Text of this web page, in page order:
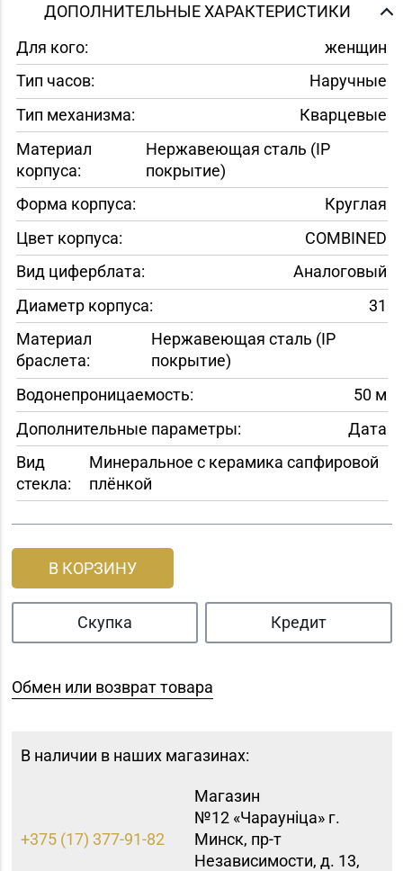
ДОПОЛНИТЕЛЬНЫЕ ХАРАКТЕРИСТИКИ
Для кого:
женщин
Тип часов:
Наручные
Тип механизма:
Кварцевые
Материал
корпуса:
Нержавеющая сталь (IP
покрытие)
Форма корпуса:
Круглая
Цвет корпуса:
COMBINED
Вид циферблата:
Аналоговый
Диаметр корпуса:
31
Материал
браслета:
Нержавеющая сталь (IP
покрытие)
Водонепроницаемость:
50 м
Дополнительные параметры:
Дата
Вид
стекла:
Минеральное с керамика сапфировой
плёнкой
В КОРЗИНУ
Скупка Кредит
Обмен или возврат товара
В наличии в наших магазинах:
+375 (17) 377-91-82
Магазин
№12 «Чараунiца» г.
Минск, пр-т
Независимости, д. 13,